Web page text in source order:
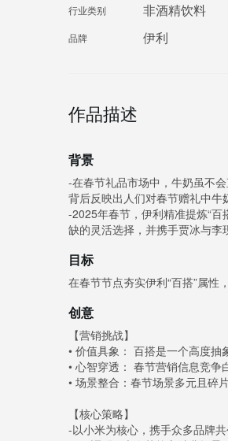
行业类别 非酒精饮料
品牌 伊利
作品描述
背景
-在春节礼品市场中，牛奶虽不
背后反映出人们对春节赠礼中牛
-2025年春节，伊利精准提炼“百
缺的灵活选择，并携手贾冰与李
目标
在春节节点夯实伊利“百搭”属性
创意
【营销挑战】
• 价值具象： 百搭是一个高度
• 心智穿透： 春节营销信息竞争
• 场景整合：春节场景多元且碎
【核心策略】
-以小米为核心，携手众多品牌共